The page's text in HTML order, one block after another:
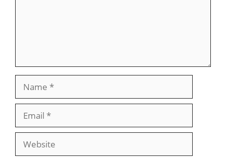
Website